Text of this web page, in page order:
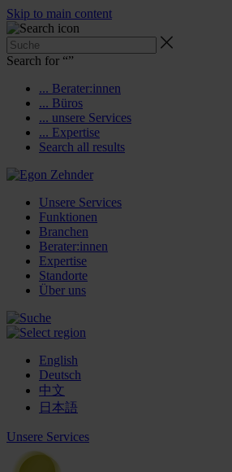
Skip to main content
Search for “”
... Berater:innen
... Büros
... unsere Services
... Expertise
Search all results
Unsere Services
Funktionen
Branchen
Berater:innen
Expertise
Standorte
Über uns
English
Deutsch
中文
日本語
Unsere Services